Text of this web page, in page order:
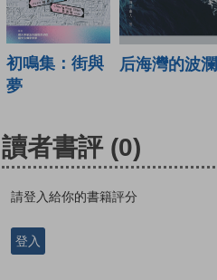
初鳴集：街與
夢
后海灣的波瀾
讀者書評 (0)
請登入給你的書籍評分
登入